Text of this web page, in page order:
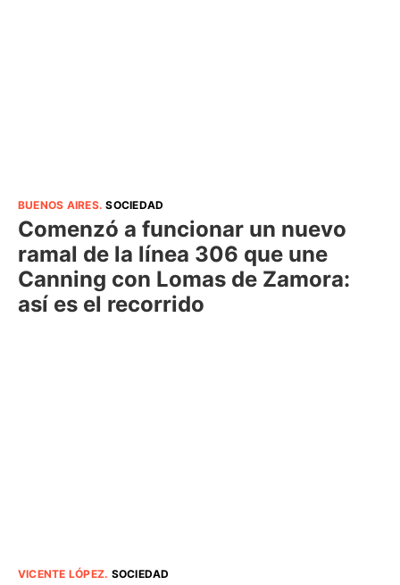
BUENOS AIRES.SOCIEDAD
Comenzó a funcionar un nuevo
ramal de la línea 306 que une
Canning con Lomas de Zamora:
así es el recorrido
VICENTE LÓPEZ. SOCIEDAD